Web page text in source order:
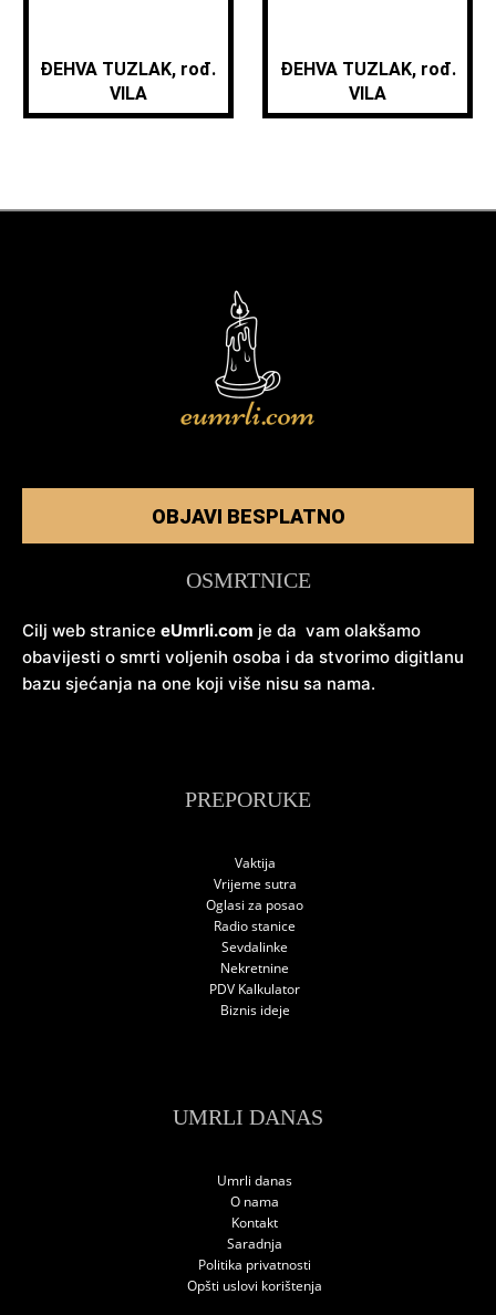
ĐEHVA TUZLAK, rođ.
VILA
ĐEHVA TUZLAK, rođ.
VILA
OBJAVI BESPLATNO
OSMRTNICE
Cilj web stranice eUmrli.com je da vam olakšamo
obavijesti o smrti voljenih osoba i da stvorimo digitlanu
bazu sjećanja na one koji više nisu sa nama.
PREPORUKE
Vaktija
Vrijeme sutra
Oglasi za posao
Radio stanice
Sevdalinke
Nekretnine
PDV Kalkulator
Biznis ideje
UMRLI DANAS
Umrli danas
O nama
Kontakt
Saradnja
Politika privatnosti
Opšti uslovi korištenja